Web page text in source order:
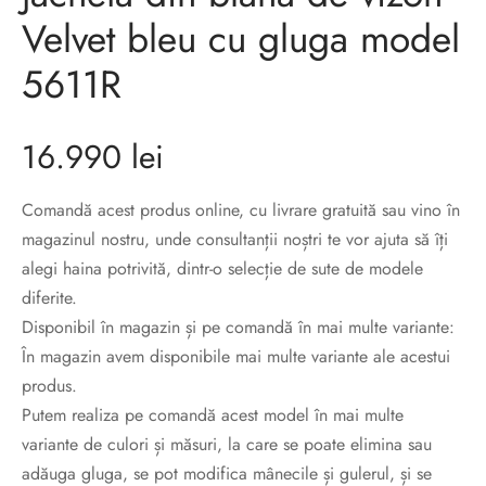
Velvet bleu cu gluga model
5611R
16.990 lei
Comandă acest produs online, cu livrare gratuită sau vino în
magazinul nostru, unde consultanții noștri te vor ajuta să îți
alegi haina potrivită, dintr-o selecție de sute de modele
diferite.
Disponibil în magazin și pe comandă în mai multe variante:
În magazin avem disponibile mai multe variante ale acestui
produs.
Putem realiza pe comandă acest model în mai multe
variante de culori și măsuri, la care se poate elimina sau
adăuga gluga, se pot modifica mânecile și gulerul, și se
de blana
blanuri (Fur SPA)